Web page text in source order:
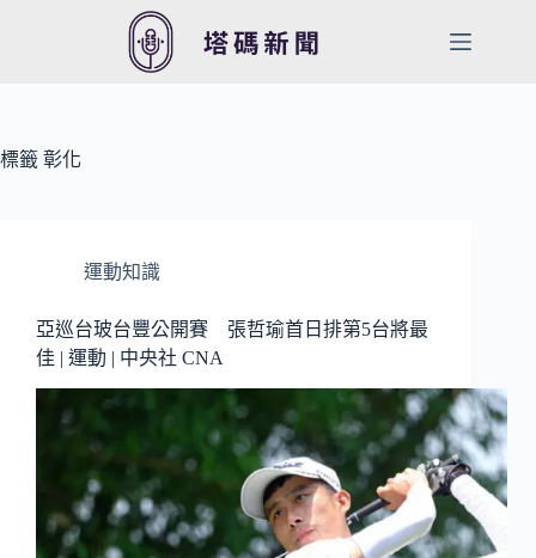
容
標籤 彰化
運動知識
亞巡台玻台豐公開賽 張哲瑜首日排第5台將最
佳 | 運動 | 中央社 CNA